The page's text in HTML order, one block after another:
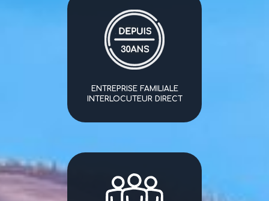
ENTREPRISE FAMILIALE
INTERLOCUTEUR DIRECT